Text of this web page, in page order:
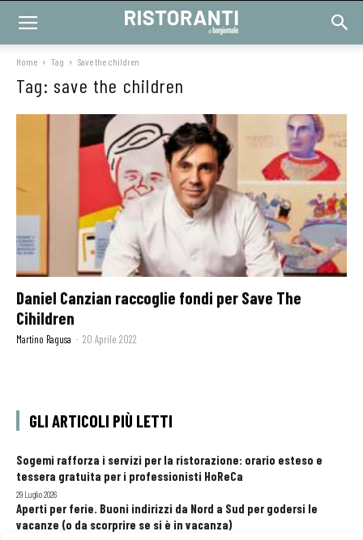
Home Tag Save the children
Tag: save the children
Daniel Canzian raccoglie fondi per Save The
Cihildren
Martino Ragusa - 20 Aprile 2022
GLI ARTICOLI PIÙ LETTI
Sogemi rafforza i servizi per la ristorazione: orario esteso e
tessera gratuita per i professionisti HoReCa
29 Luglio 2026
Aperti per ferie. Buoni indirizzi da Nord a Sud per godersi le
vacanze (o da scorprire se si è in vacanza)